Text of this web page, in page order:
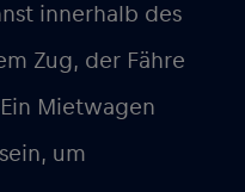
innerhalb des
Zug, der Fähre
Mietwagen
um